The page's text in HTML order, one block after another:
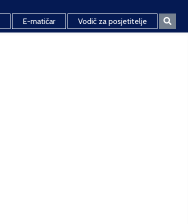
E-matičar Vodič za posjetitelje